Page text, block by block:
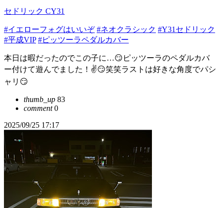
セドリック CY31
#イエローフォグはいいぞ #ネオクラシック #Y31セドリック
#平成VIP #ピッツーラペダルカバー
本日は暇だったのでこの子に…😏ピッツーラのペダルカバ
ー付けて遊んでました！✌️😏笑笑ラストは好きな角度でパシ
ャリ😏
thumb_up 83
comment0
2025/09/25 17:17